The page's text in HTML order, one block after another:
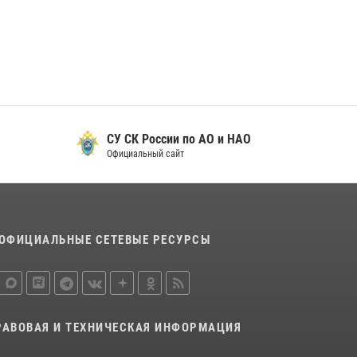
СУ СК России по АО и НАО
Официальный сайт
СЕТЕВЫЕ РЕСУРСЫ
И ТЕХНИЧЕСКАЯ ИНФОРМАЦИЯ